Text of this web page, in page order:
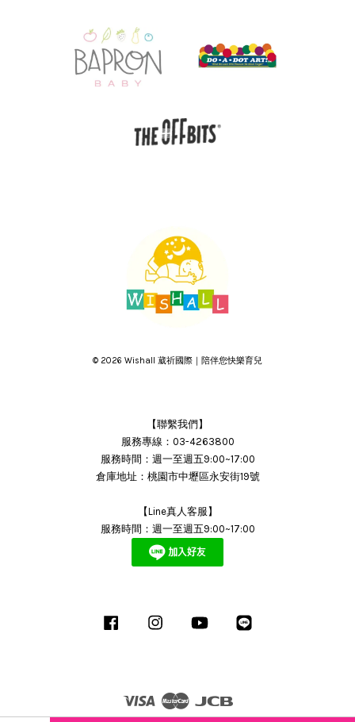
© 2026 Wishall 葳祈國際｜陪伴您快樂育兒
【聯繫我們】
服務專線：03-4263800
服務時間：週一至週五9:00~17:00
倉庫地址：桃園市中壢區永安街19號
【Line真人客服】
服務時間：週一至週五9:00~17:00
Facebook Instagram YouTube
Visa Master